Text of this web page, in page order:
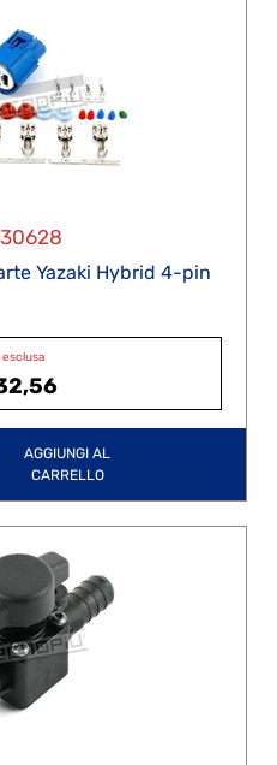
Yazaki Hybrid 4-pin
esclusa
AGGIUNGI AL
CARRELLO